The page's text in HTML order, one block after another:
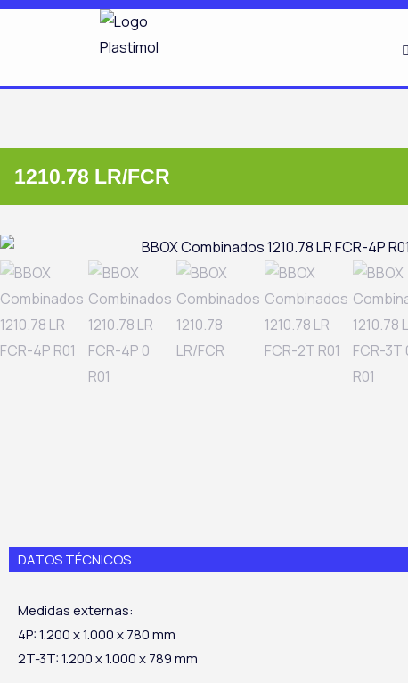
Ir
1210.78 LR/FCR
DATOS TÉCNICOS
Medidas externas:
4P: 1.200 x 1.000 x 780 mm
2T-3T: 1.200 x 1.000 x 789 mm